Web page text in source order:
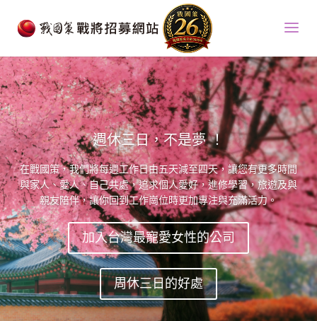
週休三日，不是夢 ！
在戰國策，我們將每週工作日由五天減至四天，讓您有更多時間
與家人、愛人、自己共處，追求個人愛好，進修學習，旅遊及與
親友陪伴，讓你回到工作崗位時更加專注與充滿活力。
加入台灣最寵愛女性的公司
周休三日的好處